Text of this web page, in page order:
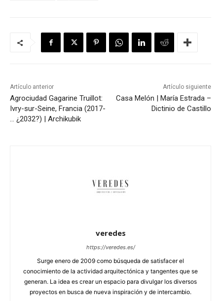
Artículo anterior
Agrociudad Gagarine Truillot:
Ivry-sur-Seine, Francia (2017-
… ¿2032?) | Archikubik
Artículo siguiente
Casa Melón | María Estrada –
Dictinio de Castillo
veredes
https://veredes.es/
Surge enero de 2009 como búsqueda de satisfacer el
conocimiento de la actividad arquitectónica y tangentes que se
generan. La idea es crear un espacio para divulgar los diversos
proyectos en busca de nueva inspiración y de intercambio.